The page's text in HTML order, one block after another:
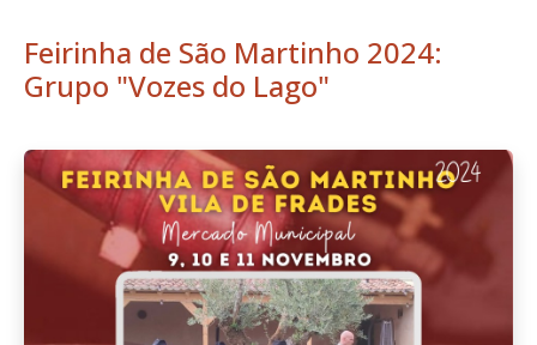
Feirinha de São Martinho 2024:
Grupo "Vozes do Lago"